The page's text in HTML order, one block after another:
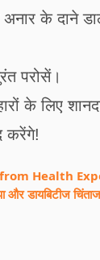
के दाने
परोसें।
के लिए
करेंगे!
Health
और डायबिटीज